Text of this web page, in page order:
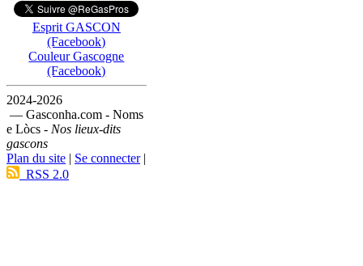
Esprit GASCON
(Facebook)
Couleur Gascogne
(Facebook)
2024-2026
— Gasconha.com - Noms
e Lòcs - Nos lieux-dits
gascons
Plan du site | Se connecter|
RSS 2.0